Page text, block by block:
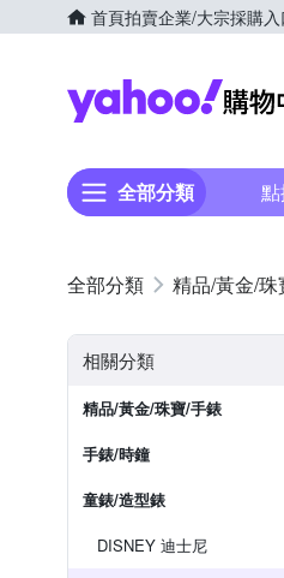
首頁拍賣企業/大宗採購入
全部分類
精品/黃金/珠
相關分類
精品/黃金/珠寶/手錶
手錶/時鐘
童錶/造型錶
DISNEY 迪士尼